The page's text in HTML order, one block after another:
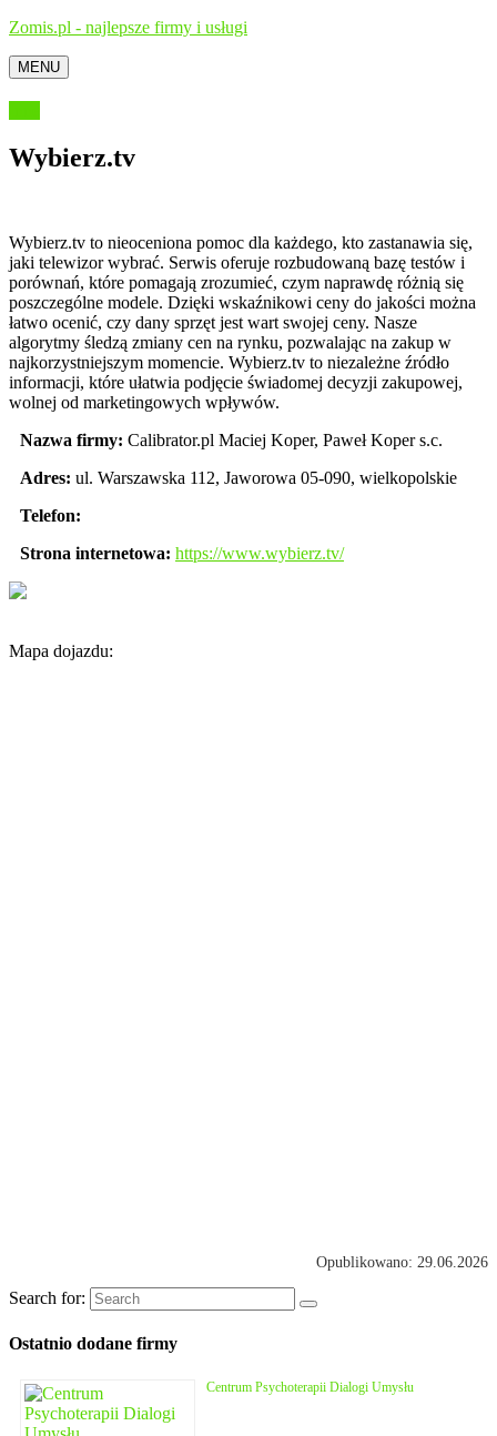
Zomis.pl - najlepsze firmy i usługi
MENU
Wybierz.tv
Wybierz.tv to nieoceniona pomoc dla każdego, kto zastanawia się,
jaki telewizor wybrać. Serwis oferuje rozbudowaną bazę testów i
porównań, które pomagają zrozumieć, czym naprawdę różnią się
poszczególne modele. Dzięki wskaźnikowi ceny do jakości można
łatwo ocenić, czy dany sprzęt jest wart swojej ceny. Nasze
algorytmy śledzą zmiany cen na rynku, pozwalając na zakup w
najkorzystniejszym momencie. Wybierz.tv to niezależne źródło
informacji, które ułatwia podjęcie świadomej decyzji zakupowej,
wolnej od marketingowych wpływów.
Nazwa firmy: Calibrator.pl Maciej Koper, Paweł Koper s.c.
Adres: ul. Warszawska 112, Jaworowa 05-090, wielkopolskie
Telefon:
Strona internetowa: https://www.wybierz.tv/
Mapa dojazdu:
Opublikowano: 29.06.2026
Search for:
Ostatnio dodane firmy
Centrum Psychoterapii Dialogi Umysłu